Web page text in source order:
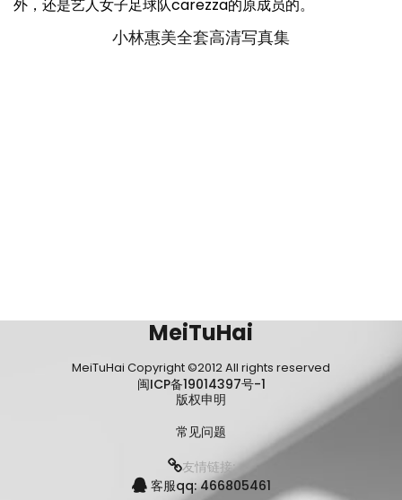
外，还是艺人女子足球队carezza的原成员的。
小林惠美全套高清写真集
MeiTuHai
MeiTuHai Copyright ©2012 All rights reserved
闽ICP备19014397号-1
版权申明
常见问题
友情链接:
客服qq: 466805461